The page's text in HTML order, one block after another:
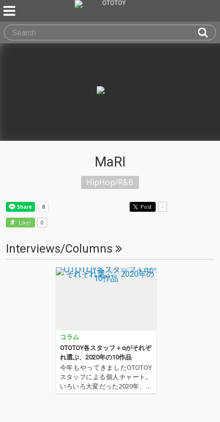
MaRI
HipHop/R&B
Post -
Like! 0
Interviews/Columns
コラム
OTOTOY各スタッフ＋αがそれぞ
れ選ぶ、2020年の10作品
今年もやってきましたOTOTOY
スタッフによる個人チャート。
いろいろ大変だった2020年、な
にを聴いてOTOTOYを作ってい